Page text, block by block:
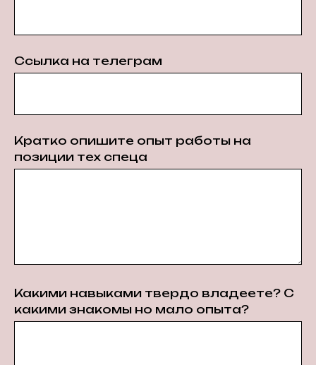
Ссылка на телеграм
Кратко опишите опыт работы на
позиции тех спеца
Какими навыками твердо владеете? С
какими знакомы но мало опыта?